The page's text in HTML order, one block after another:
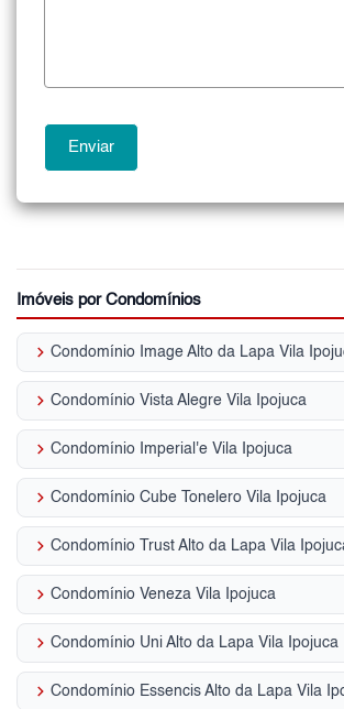
Imóveis por Condomínios
keyboard_arrow_right Condomínio Image Alto da Lapa Vila
keyboard_arrow_right Condomínio Vista Alegre Vila Ipojuca
keyboard_arrow_right Condomínio Imperial'e Vila Ipojuca
keyboard_arrow_right Condomínio Cube Tonelero Vila Ipojuca
keyboard_arrow_right Condomínio Trust Alto da Lapa Vila
keyboard_arrow_right Condomínio Veneza Vila Ipojuca
keyboard_arrow_right Condomínio Uni Alto da Lapa Vila Ipojuca
keyboard_arrow_right Condomínio Essencis Alto da Lapa Vila